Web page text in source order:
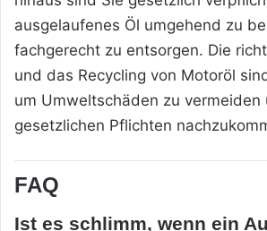
ausgelaufenes Öl umgehend zu
fachgerecht zu entsorgen. Die
und das Recycling von Motoröl
um Umweltschäden zu vermeiden
gesetzlichen Pflichten
FAQ
Ist es schlimm, wenn ein